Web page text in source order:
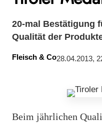
20-mal Bestätigung
Qualität der
Fleisch & Co28.04.2013,
Beim jährlichen